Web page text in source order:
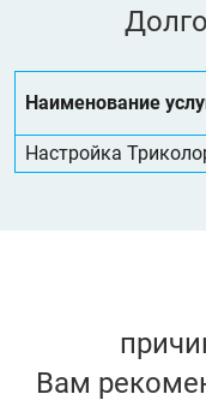
Наименование
Настройка
Вам